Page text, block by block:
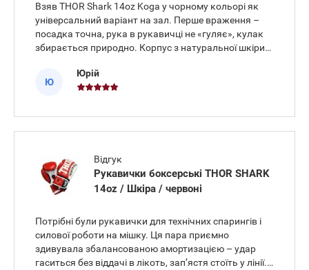
Взяв THOR Shark 14oz Koga у чорному кольорі як
універсальний варіант на зал. Перше враження –
посадка точна, рука в рукавичці не «гуляє», кулак
збирається природно. Корпус з натуральної шкіри
дихає. Вага 14 oz дає правильний опір на мішку та
достатню м’я
Ю
Юрій
Відгук
Рукавички боксерські THOR SHARK
14oz / Шкіра / червоні
Потрібні були рукавички для технічних спарингів і
силової роботи на мішку. Ця пара приємно
здивувала збалансованою амортизацією – удар
гаситься без віддачі в лікоть, зап’ястя стоїть у лінії.